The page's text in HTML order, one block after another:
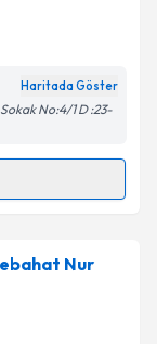
belirtilen
Haritada Göster
No:4/1 D :23-
Mestaniçin
uzmandan
e-
Nur